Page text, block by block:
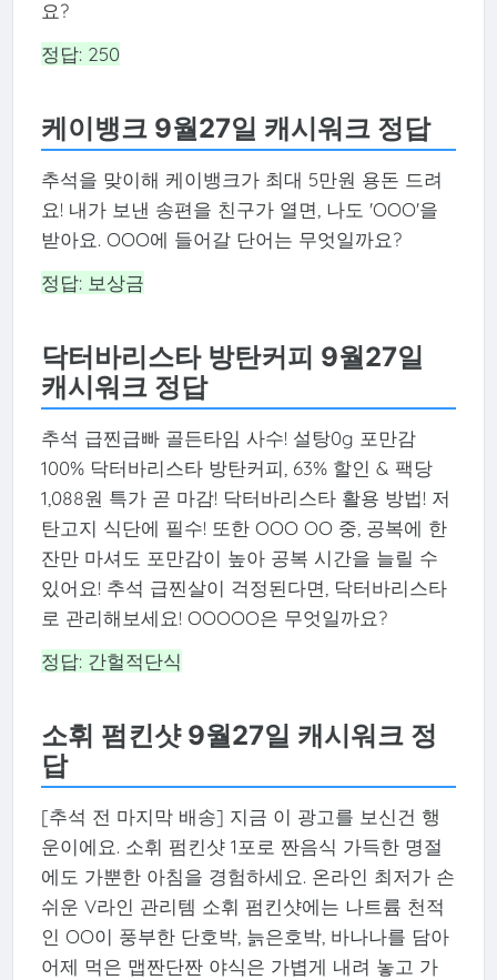
요?
정답: 250
케이뱅크 9월27일 캐시워크 정답
추석을 맞이해 케이뱅크가 최대 5만원 용돈 드려
요! 내가 보낸 송편을 친구가 열면, 나도 'OOO'을
받아요. OOO에 들어갈 단어는 무엇일까요?
정답: 보상금
닥터바리스타 방탄커피 9월27일
캐시워크 정답
추석 급찐급빠 골든타임 사수! 설탕0g 포만감
100% 닥터바리스타 방탄커피, 63% 할인 & 팩당
1,088원 특가 곧 마감! 닥터바리스타 활용 방법! 저
탄고지 식단에 필수! 또한 OOO OO 중, 공복에 한
잔만 마셔도 포만감이 높아 공복 시간을 늘릴 수
있어요! 추석 급찐살이 걱정된다면, 닥터바리스타
로 관리해보세요! OOOOO은 무엇일까요?
정답: 간헐적단식
소휘 펌킨샷 9월27일 캐시워크 정
답
[추석 전 마지막 배송] 지금 이 광고를 보신건 행
운이에요. 소휘 펌킨샷 1포로 짠음식 가득한 명절
에도 가뿐한 아침을 경험하세요. 온라인 최저가 손
쉬운 V라인 관리템 소휘 펌킨샷에는 나트륨 천적
인 OO이 풍부한 단호박, 늙은호박, 바나나를 담아
어제 먹은 맵짠단짠 야식은 가볍게 내려 놓고 가